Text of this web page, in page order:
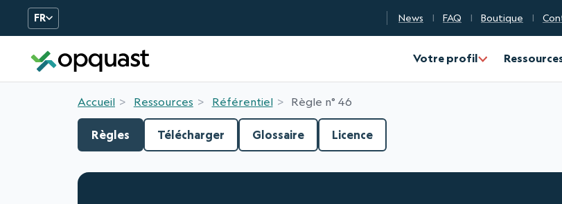
FR News FAQ Boutique
Votre profil
Accueil Ressources Référentiel Règle n° 46
Règles Télécharger Glossaire Licence